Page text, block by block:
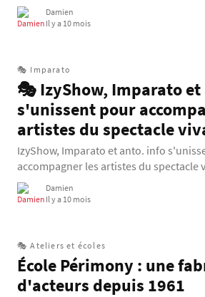
Damien
Il y a 10 mois
🎭 Imparato
🎭 IzyShow, Imparato
s'unissent pour
artistes du spectacle
IzyShow, Imparato et anto. info
accompagner les artistes du spectacle
Damien
Il y a 10 mois
🎭 Ateliers et écoles
École Périmony : une
d'acteurs depuis 1961